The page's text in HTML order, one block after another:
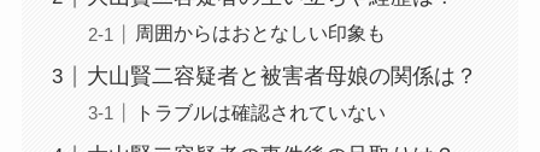
周囲からはおとなしい印象も
大山賢二容疑者と被害者母娘の関係は？
トラブルは確認されていない